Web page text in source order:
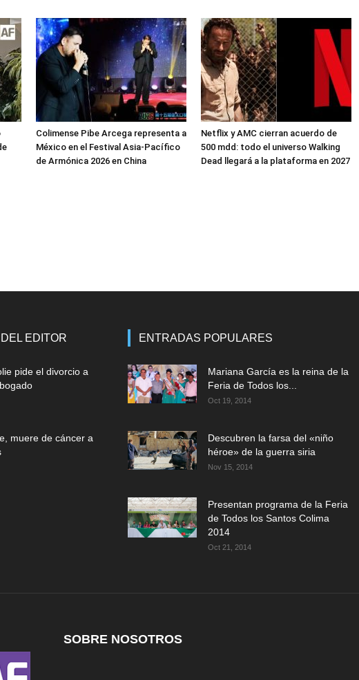
Colimense Pibe Arcega representa a
México en el Festival Asia-Pacífico
de Armónica 2026 en China
Netflix y AMC cierran acuerdo de
500 mdd: todo el universo Walking
Dead llegará a la plataforma en 2027
EDITOR
pide el divorcio a
muere de cáncer a
ENTRADAS POPULARES
Mariana García es la reina de la
Feria de Todos los...
Oct 19, 2014
Descubren la farsa del «niño
héroe» de la guerra siria
Nov 15, 2014
Presentan programa de la Feria
de Todos los Santos Colima
2014
Oct 21, 2014
SOBRE NOSOTROS